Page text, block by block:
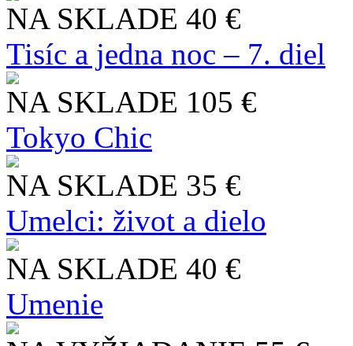
NA SKLADE 40 €
Tisíc a jedna noc – 7. diel
NA SKLADE 105 €
Tokyo Chic
NA SKLADE 35 €
Umelci: život a dielo
NA SKLADE 40 €
Umenie